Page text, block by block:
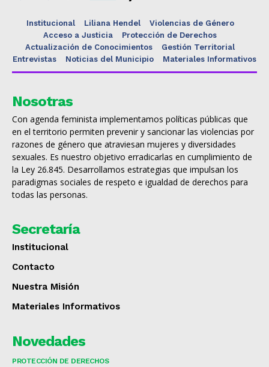
Institucional Liliana Hendel
Violencias de Género
Acceso a Justicia
Protección de Derechos
Actualización de Conocimientos
Gestión Territorial
Entrevistas
Noticias del Municipio Materiales Informativos
Nosotras
Con agenda feminista implementamos políticas públicas que
en el territorio permiten prevenir y sancionar las violencias por
razones de género que atraviesan mujeres y diversidades
sexuales. Es nuestro objetivo erradicarlas en cumplimiento de
la Ley 26.845. Desarrollamos estrategias que impulsan los
paradigmas sociales de respeto e igualdad de derechos para
todas las personas.
Secretaría
Institucional
Contacto
Nuestra Misión
Materiales Informativos
Novedades
PROTECCIÓN DE DERECHOS